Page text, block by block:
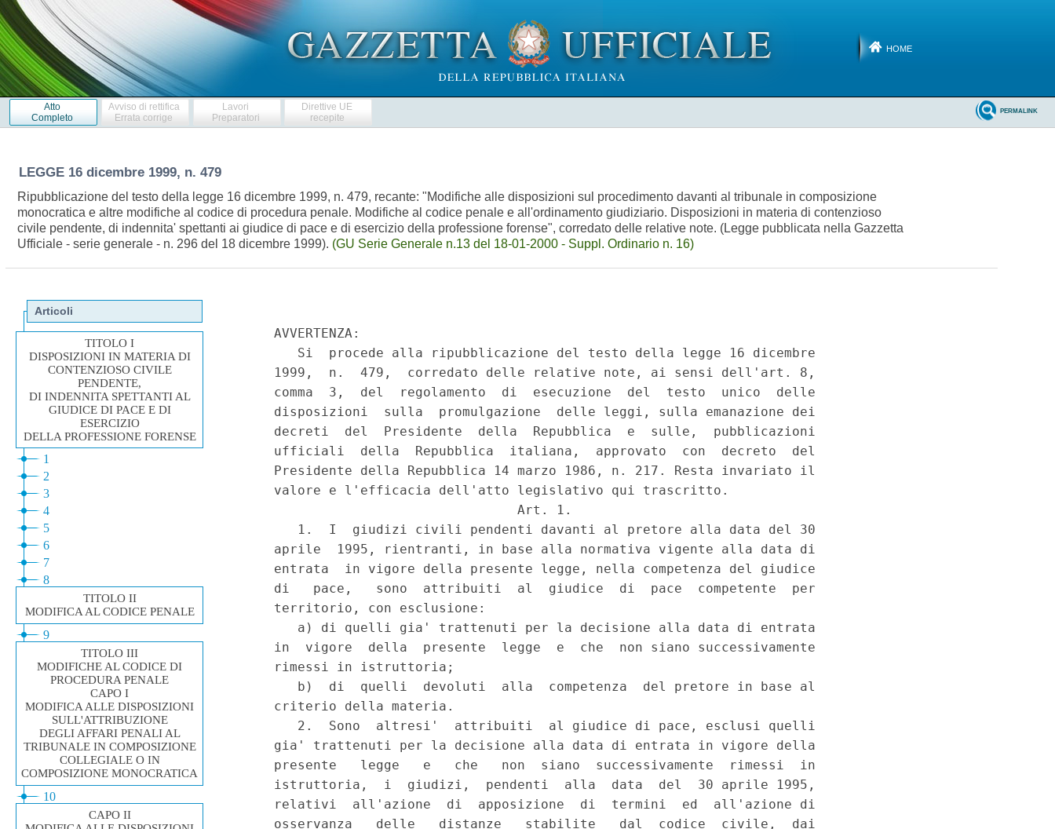
HOME
Atto
Completo
Avviso di rettifica
Errata corrige
Lavori
Preparatori
Direttive UE
recepite
PERMALINK
LEGGE 16 dicembre 1999, n. 479
Ripubblicazione del testo della legge 16 dicembre 1999, n. 479, recante: "Modifiche alle disposizioni sul procedimento davanti al tribunale in composizione
monocratica e altre modifiche al codice di procedura penale. Modifiche al codice penale e all'ordinamento giudiziario. Disposizioni in materia di contenzioso
civile pendente, di indennita' spettanti ai giudice di pace e di esercizio della professione forense", corredato delle relative note. (Legge pubblicata nella Gazzetta
Ufficiale - serie generale - n. 296 del 18 dicembre 1999). (GU Serie Generale n.13 del 18-01-2000 - Suppl. Ordinario n. 16)